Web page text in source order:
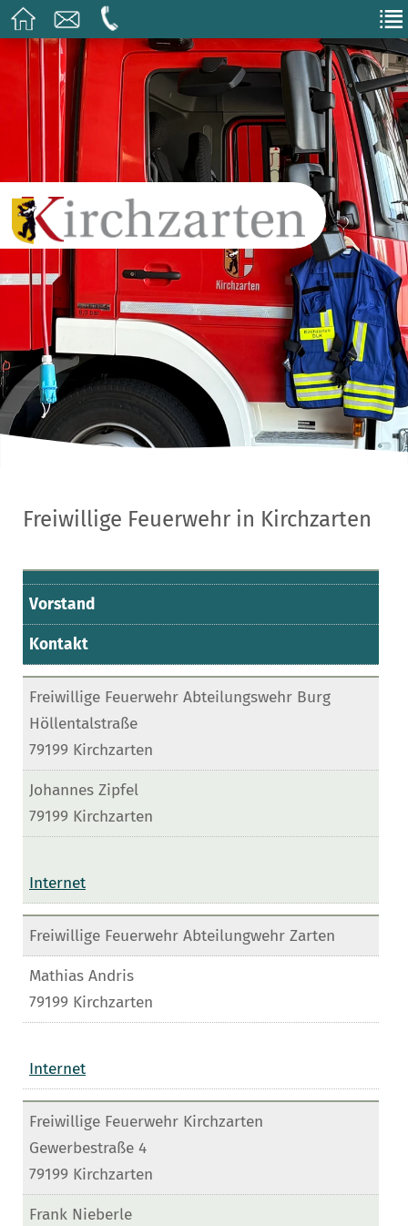
Freiwillige Feuerwehr in Kirchzarten
Vorstand
Kontakt
Freiwillige Feuerwehr Abteilungswehr Burg
Höllentalstraße
79199 Kirchzarten
Johannes Zipfel
79199 Kirchzarten
Internet
Freiwillige Feuerwehr Abteilungwehr Zarten
Mathias Andris
79199 Kirchzarten
Internet
Freiwillige Feuerwehr Kirchzarten
Gewerbestraße 4
79199 Kirchzarten
Frank Nieberle